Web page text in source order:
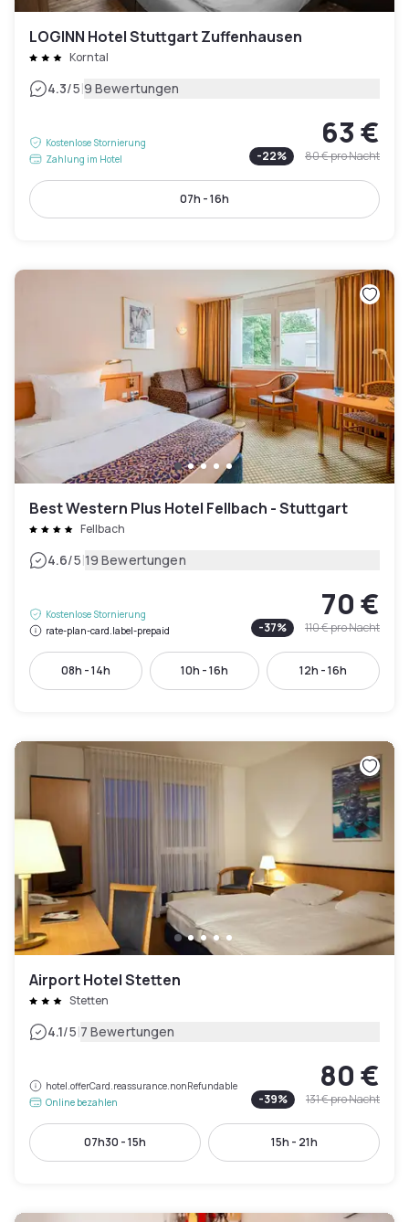
LOGINN Hotel Stuttgart Zuffenhausen
Korntal
4.3/5|9 Bewertungen
Kostenlose Stornierung
Zahlung im Hotel
63 €
-22% 80 €pro Nacht
07h - 16h
Best Western Plus Hotel Fellbach - Stuttgart
Fellbach
4.6/5|19 Bewertungen
Kostenlose Stornierung
rate-plan-card.label-prepaid
70 €
-37% 110 €pro Nacht
08h - 14h 10h - 16h 12h - 16h
Airport Hotel Stetten
Stetten
4.1/5|7 Bewertungen
hotel.offerCard.reassurance.nonRefundable
Online bezahlen
80 €
-39% 131 €pro Nacht
07h30 - 15h 15h - 21h